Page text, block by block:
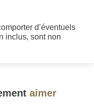
d’éventuels
inclus, sont non
aimer